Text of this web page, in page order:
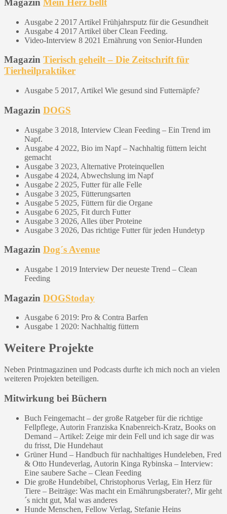
Magazin Mein Herz bellt
Ausgabe 2 2017 Artikel Frühjahrsputz für die Gesundheit
Ausgabe 4 2017 Artikel über Clean Feeding.
Video-Interview 8 2021 Ernährung von Senior-Hunden
Magazin Tierisch geheilt – Die Zeitschrift für
Tierheilpraktiker
Ausgabe 5 2017, Artikel Wie gesund sind Futternäpfe?
Magazin DOGS
Ausgabe 3 2018, Interview Clean Feeding – Ein Trend im
Napf.
Ausgabe 4 2022, Bio im Napf – Nachhaltig füttern leicht
gemacht
Ausgabe 3 2023, Alternative Proteinquellen
Ausgabe 4 2024, Abwechslung im Napf
Ausgabe 2 2025, Futter für alle Felle
Ausgabe 3 2025, Fütterungsarten
Ausgabe 5 2025, Füttern für die Organe
Ausgabe 6 2025, Fit durch Futter
Ausgabe 3 2026, Alles über Proteine
Ausgabe 3 2026, Das richtige Futter für jeden Hundetyp
Magazin Dog´s Avenue
Ausgabe 1 2019 Interview Der neueste Trend – Clean
Feeding
Magazin DOGStoday
Ausgabe 6 2019: Pro & Contra Barfen
Ausgabe 1 2020: Nachhaltig füttern
Weitere Projekte
Neben Printmagazinen und Podcasts durfte ich mich noch an vielen
weiteren Projekten beteiligen.
Mitwirkung bei Büchern
Buch Feingemacht – der große Ratgeber für die richtige
Fellpflege, Autorin Franziska Knabenreich-Kratz, Books on
Demand – Artikel: Zeige mir dein Fell und ich sage dir was
du frisst, Die Hundehaut
Grüner Hund – Handbuch für nachhaltiges Hundeleben, Fred
& Otto Hundeverlag, Autorin Kinga Rybinska – Interview:
Eine saubere Sache – Clean Feeding
Die große Hundebibel, Christophorus Verlag, Ein Herz für
Tiere – Beiträge: Was macht ein Ernährungsberater?, Mir geht
´s nicht gut, Mal was anderes
Hunde Menschen, Fellow Verlag, Stefanie Heins